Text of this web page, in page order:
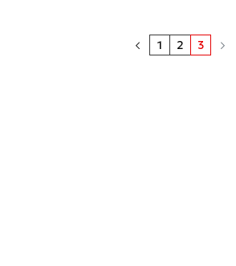
1 2 3